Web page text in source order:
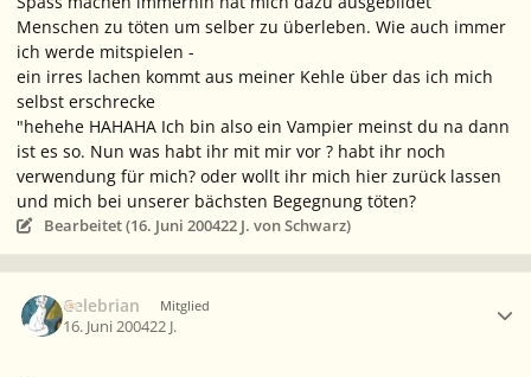
Menschen zu töten um selber zu überleben. Wie auch immer
ich werde mitspielen -
ein irres lachen kommt aus meiner Kehle über das ich mich
selbst erschrecke
"hehehe HAHAHA Ich bin also ein Vampier meinst du na dann
ist es so. Nun was habt ihr mit mir vor ? habt ihr noch
verwendung für mich? oder wollt ihr mich hier zurück lassen
und mich bei unserer bächsten Begegnung töten?
Bearbeitet (16. Juni 200422 J. von Schwarz)
Celebrian Mitglied
16. Juni 200422 J.